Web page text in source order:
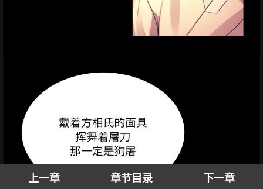
上一章 章节目录 下一章